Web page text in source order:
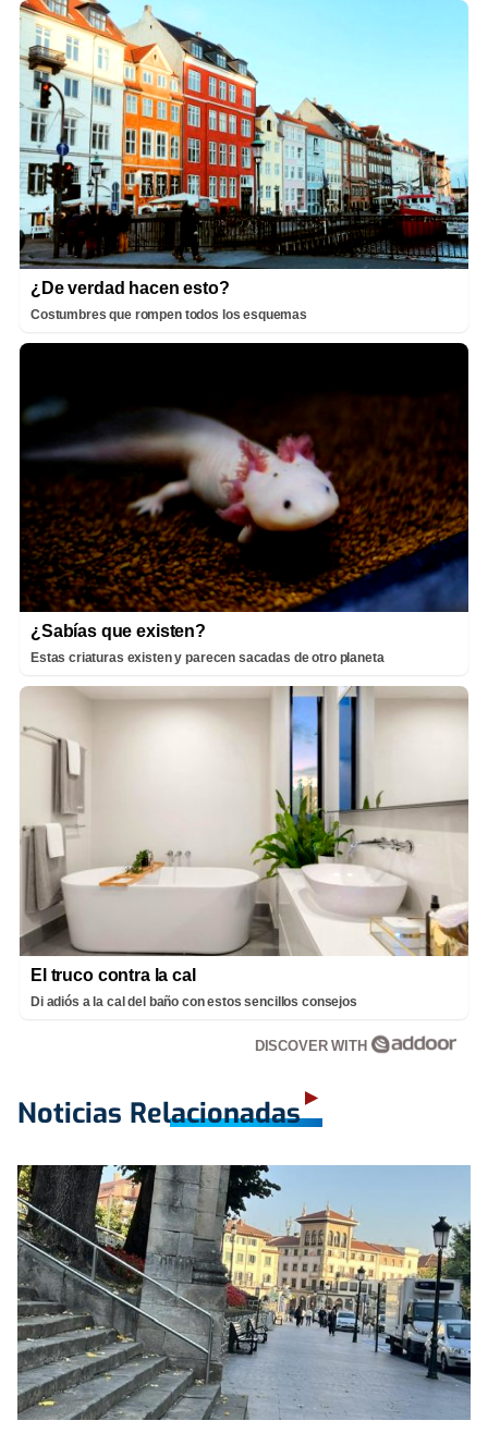
¿De verdad hacen esto?
Costumbres que rompen todos los esquemas
¿Sabías que existen?
Estas criaturas existen y parecen sacadas de otro planeta
El truco contra la cal
Di adiós a la cal del baño con estos sencillos consejos
DISCOVER WITH
Noticias Relacionadas